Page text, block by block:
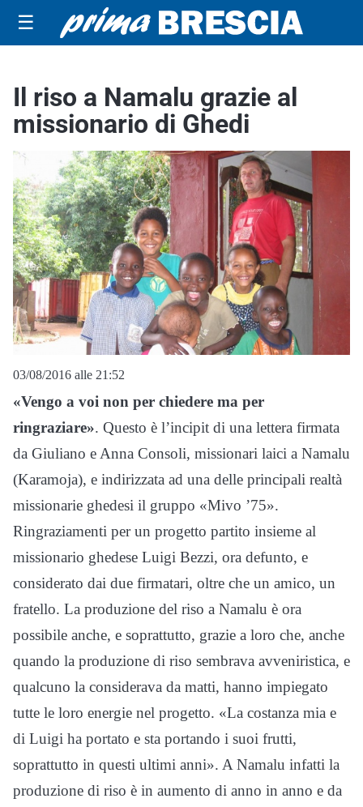
☰
Il riso a Namalu grazie al
missionario di Ghedi
03/08/2016 alle 21:52
«Vengo a voi non per chiedere ma per
ringraziare». Questo è l’incipit di una lettera firmata
da Giuliano e Anna Consoli, missionari laici a Namalu
(Karamoja), e indirizzata ad una delle principali realtà
missionarie ghedesi il gruppo «Mivo ’75».
Ringraziamenti per un progetto partito insieme al
missionario ghedese Luigi Bezzi, ora defunto, e
considerato dai due firmatari, oltre che un amico, un
fratello. La produzione del riso a Namalu è ora
possibile anche, e soprattutto, grazie a loro che, anche
quando la produzione di riso sembrava avveniristica, e
qualcuno la considerava da matti, hanno impiegato
tutte le loro energie nel progetto. «La costanza mia e
di Luigi ha portato e sta portando i suoi frutti,
soprattutto in questi ultimi anni». A Namalu infatti la
produzione di riso è in aumento di anno in anno e da